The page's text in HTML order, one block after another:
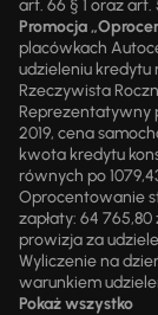
art. 66 § 1 oraz
Promocja
placówkach
udzieleniu kredytu
Rzeczywista
Reprezentatywny
2019, cena
kwota kredytu
równych po
Oprocentowanie
zapłaty: 64 765,80
prowizja za
Wyliczenie na
warunkiem
Pokaż wszystko